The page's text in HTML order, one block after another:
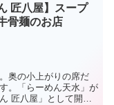
匠八屋】スープ
骨麺のお店
奥の小上がりの席だ
。「らーめん天水」が
匠八屋」として開店